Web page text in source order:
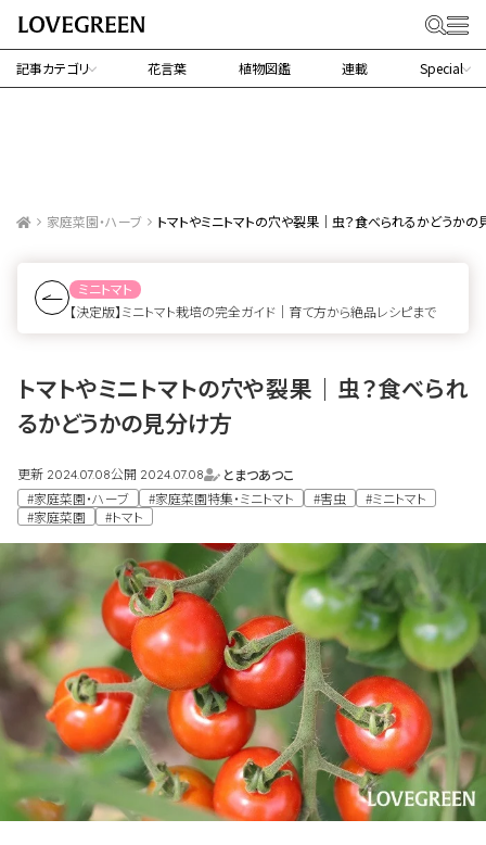
記事カテゴリ 花言葉 植物図鑑 連載 Special
家庭菜園・ハーブ トマトやミニトマトの穴や裂果｜虫？食べられるかどうか
ミニトマト
【決定版】ミニトマト栽培の完全ガイド｜育て方から絶品レシピまで
トマトやミニトマトの穴や裂果｜虫？食べられ
るかどうかの見分け方
更新 2024.07.08公開 2024.07.08
とまつあつこ
#家庭菜園・ハーブ
#家庭菜園特集・ミニトマト #害虫
#ミニトマト
#家庭菜園
#トマト